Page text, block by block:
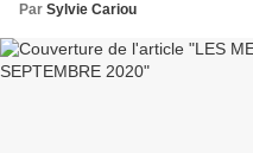
Par Sylvie Cariou